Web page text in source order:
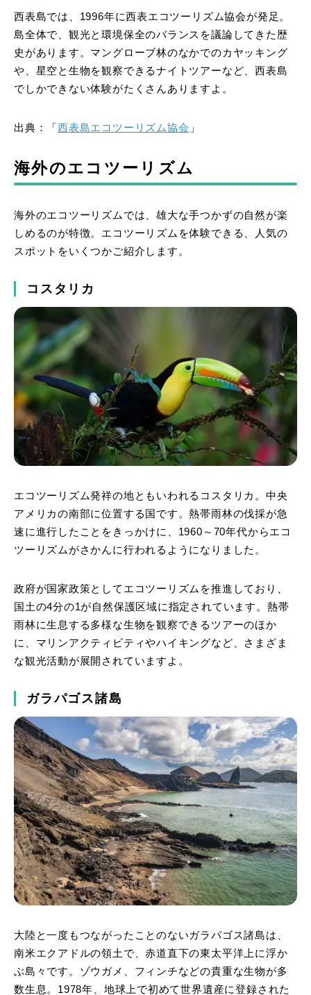
西表島では、1996年に西表エコツーリズム協会が発足。
島全体で、観光と環境保全のバランスを議論してきた歴
史があります。マングローブ林のなかでのカヤッキング
や、星空と生物を観察できるナイトツアーなど、西表島
でしかできない体験がたくさんありますよ。
出典：「西表島エコツーリズム協会 」
海外のエコツーリズム
海外のエコツーリズムでは、雄大な手つかずの自然が楽
しめるのが特徴。エコツーリズムを体験できる、人気の
スポットをいくつかご紹介します。
コスタリカ
エコツーリズム発祥の地ともいわれるコスタリカ。中央
アメリカの南部に位置する国です。熱帯雨林の伐採が急
速に進行したことをきっかけに、1960～70年代からエコ
ツーリズムがさかんに行われるようになりました。
政府が国家政策としてエコツーリズムを推進しており、
国土の4分の1が自然保護区域に指定されています。熱帯
雨林に生息する多様な生物を観察できるツアーのほか
に、マリンアクティビティやハイキングなど、さまざま
な観光活動が展開されていますよ。
ガラパゴス諸島
大陸と一度もつながったことのないガラパゴス諸島は、
南米エクアドルの領土で、赤道直下の東太平洋上に浮か
ぶ島々です。ゾウガメ、フィンチなどの貴重な生物が多
数生息。1978年、地球上で初めて世界遺産に登録された